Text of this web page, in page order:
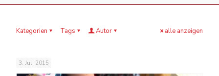
Kategorien Tags Autor alle anzeigen
3. Juli 2015